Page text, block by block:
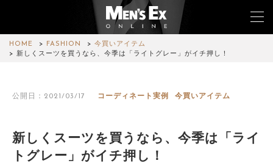
HOME FASHION
今買いアイテム
新しくスーツを買うなら、今季は「ライトグレー」がイチ押し！
公開日：2021/03/17 コーディネート実例 今買いアイテム
新しくスーツを買うなら、今季は「ライ
トグレー」がイチ押し！
WATCH
CAR&BIKE